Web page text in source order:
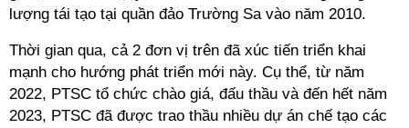
lượng tái tạo tại quần đảo Trường Sa vào năm 2010.
Thời gian qua, cả 2 đơn vị trên đã xúc tiến triển khai
mạnh cho hướng phát triển mới này. Cụ thể, từ năm
2022, PTSC tổ chức chào giá, đấu thầu và đến hết năm
2023, PTSC đã được trao thầu nhiều dự án chế tạo các